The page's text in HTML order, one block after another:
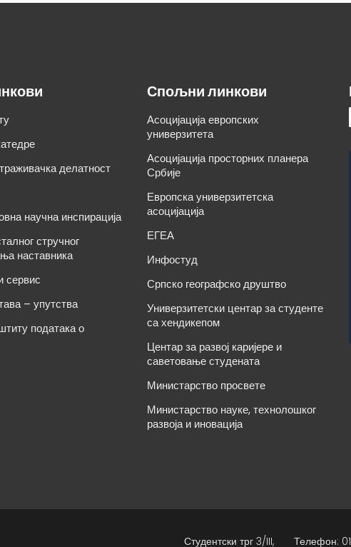
делатност
научна инспирација
стручног
наставника
сервис
– упутства
података о
Спољни линкови
Асоцијација европских
универзитета
Асоцијација просторних планера
Србије
Европска универзитетска
асоцијација
ЕГЕА
Инфостуд
Српско географско друштво
Универзитетски центар за студенте
са хендикепом
Центар за развој каријере и
саветовање студената
Министарство просвете
Министарство науке, технолошког
развоја и иновација
Студентски трг 3/III, Телефон: